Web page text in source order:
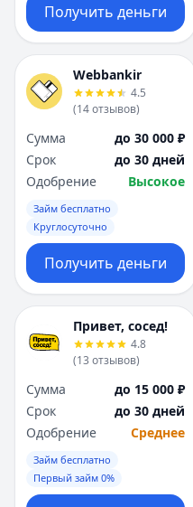
Получить деньги
Webbankir
4.5
(14отзывов)
Сумма
до 30 000 ₽
Срок
до 30 дней
Одобрение
Высокое
Займ бесплатно
Круглосуточно
Получить деньги
Привет, сосед!
4.8
(13 отзывов)
Сумма
до 15 000 ₽
Срок
до 30 дней
Одобрение
Среднее
Займ бесплатно
Первый займ 0%